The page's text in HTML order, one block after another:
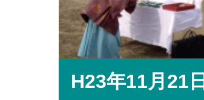
H23年11月21日